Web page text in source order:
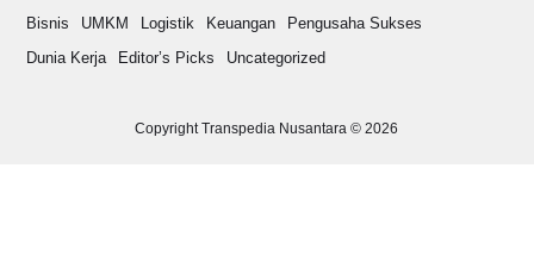
Copyright Transpedia Nusantara © 2026
Bisnis UMKM Logistik Keuangan
Pengusaha Sukses
Dunia Kerja
Editor’s Picks Uncategorized